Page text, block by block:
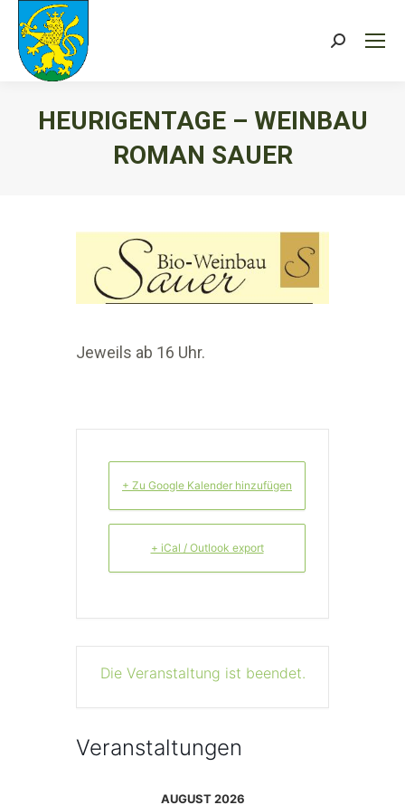
Search:
HEURIGENTAGE – WEINBAU
ROMAN SAUER
Jeweils ab 16 Uhr.
+ Zu Google Kalender hinzufügen
+ iCal / Outlook export
Die Veranstaltung ist beendet.
Veranstaltungen
AUGUST 2026